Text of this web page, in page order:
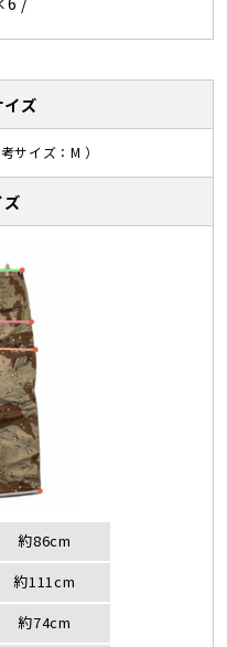
ズ
サイズ：M ）
約86cm
約111cm
約74cm